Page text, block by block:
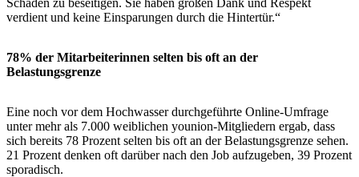
verdient und keine Einsparungen durch die Hintertür.“
78% der Mitarbeiterinnen selten bis oft an der
Belastungsgrenze
Eine noch vor dem Hochwasser durchgeführte Online-Umfrage
unter mehr als 7.000 weiblichen younion-Mitgliedern ergab, dass
sich bereits 78 Prozent selten bis oft an der Belastungsgrenze sehen.
21 Prozent denken oft darüber nach den Job aufzugeben, 39 Prozent
sporadisch.